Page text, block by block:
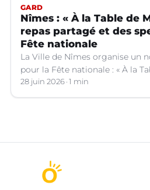
GARD
Nîmes : « À la Table de
repas partagé et des
Fête nationale
La Ville de Nîmes organise un
pour la Fête nationale : « À la
juillet prochain.
28 juin 2026 1 min